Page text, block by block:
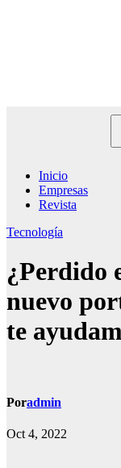
Inicio
Empresas
Revista
Tecnología
¿Perdido
nuevo
te
Poradmin
Oct 4, 2022